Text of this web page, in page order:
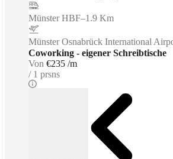
Münster HBF–1.9 Km
Münster Osnabrück International
Coworking - eigener Schreibtische
Von €235 /m
1 prsns